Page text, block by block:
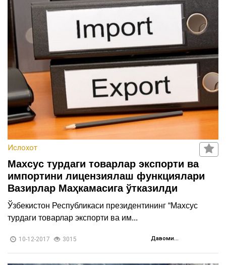
Алоқа
Ислохот
Махсус турдаги товарлар экспорти ва
импортини лицензиялаш функциялари
Вазирлар Маҳкамасига ўтказилди
Ўзбекистон Республикаси президентининг “Махсус
турдаги товарлар экспорти ва им...
10-12-2017 3015 Давоми...